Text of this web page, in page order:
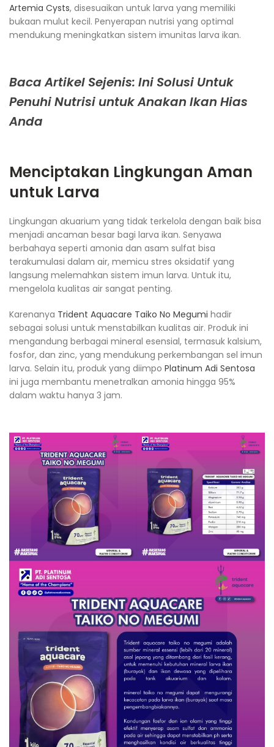
Artemia Cysts, disesuaikan untuk larva yang memiliki
bukaan mulut kecil. Penyerapan nutrisi yang optimal
mendukung meningkatkan sistem imunitas larva ikan.
Baca Artikel Sejenis: Ini Solusi Untuk
Penuhi Nutrisi untuk Anakan Ikan Hias
Anda
Menciptakan Lingkungan Aman
untuk Larva
Lingkungan akuarium yang tidak terkelola dengan baik bisa
menjadi ancaman besar bagi larva ikan. Senyawa
berbahaya seperti amonia dan asam sulfat bisa
terakumulasi dalam air, memicu stres oksidatif yang
langsung melemahkan sistem imun larva. Untuk itu,
mengelola kualitas air sangat penting.
Karenanya Trident Aquacare Taiko No Megumi hadir
sebagai solusi untuk menstabilkan kualitas air. Produk ini
mengandung berbagai mineral esensial, termasuk kalsium,
fosfor, dan zinc, yang mendukung perkembangan sel imun
larva. Selain itu, produk yang diimpo Platinum Adi Sentosa
ini juga membantu menetralkan amonia hingga 95%
dalam waktu hanya 3 jam.